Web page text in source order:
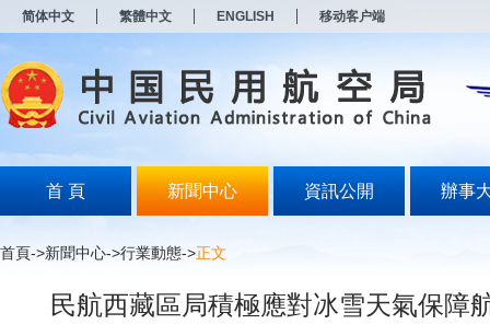
简体中文 繁體中文 ENGLISH 移动客户端
首 頁 新聞中心 資訊公開 辦事
首頁->新聞中心->行業動態->正文
民航西藏區局積極應對冰雪天氣保障
打
开
无
障
说
按
Alt